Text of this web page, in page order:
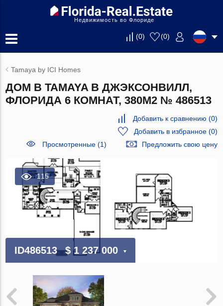
Недвижимость во Флориде
(0) (0)
Tamaya by ICI Homes
ДОМ В TAMAYA В ДЖЭКСОНВИЛЛ,
ФЛОРИДА 6 КОМНАТ, 380М2 № 486513
Добавить к сравнению (0)
Добавить в избранное(0)
Просмотренные (1)
Предложить свою цену
115
ID486513 $ 1 237 000